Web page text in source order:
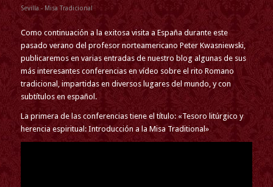
Sevilla - Misa Tradicional
Como continuación a la exitosa visita a España durante este
pasado verano del profesor norteamericano Peter Kwasniewski,
publicaremos en varias entradas de nuestro blog algunas de sus
más interesantes conferencias en vídeo sobre el rito Romano
tradicional, impartidas en diversos lugares del mundo, y con
subtítulos en español.
La primera de las conferencias tiene el título: «Tesoro litúrgico y
herencia espiritual: Introducción a la Misa Traditional»